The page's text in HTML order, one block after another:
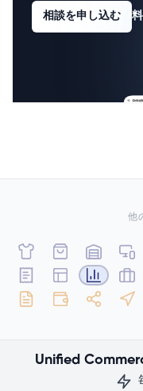
相談を申し込む
他
Unified